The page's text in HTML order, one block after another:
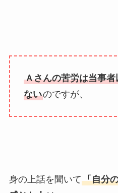
Ａさんの苦労は当事
ないのですが、
身の上話を聞いて「自分